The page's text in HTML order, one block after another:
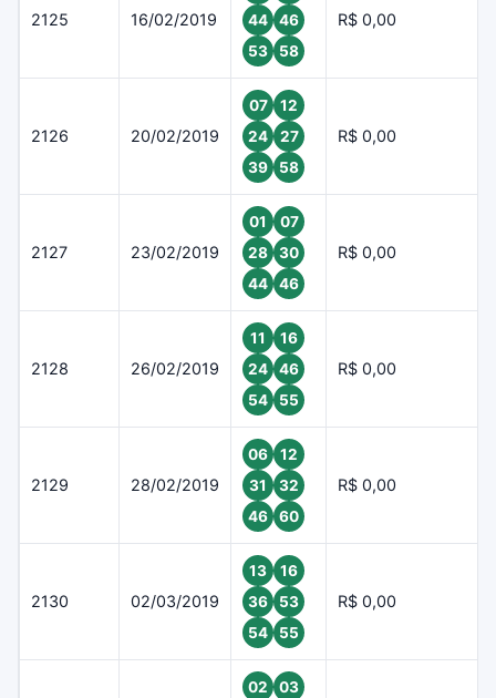
2125 16/02/2019
44
46
53
58
R$ 0,00
2126 20/02/2019
07
12
24
27
39
58
R$ 0,00
2127 23/02/2019
01
07
28
30
44
46
R$ 0,00
2128 26/02/2019
11
16
24
46
54
55
R$ 0,00
2129 28/02/2019
06
12
31
32
46
60
R$ 0,00
2130 02/03/2019
13
16
36
53
54
55
R$ 0,00
02
03